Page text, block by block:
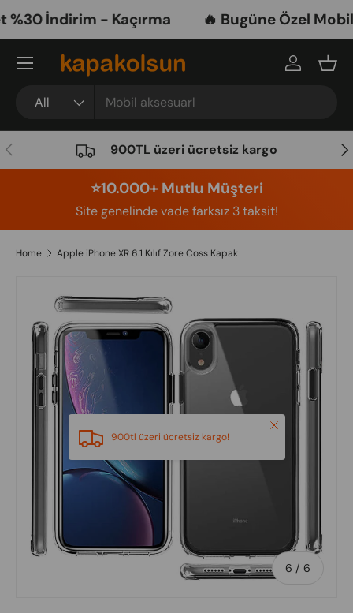
Skip to content
İndirim - Kaçırma 🔥 Bugüne Özel Mobil
All
Log in
Menu
Previous 900TL üzeri ücretsiz kargo
⭐️10.000+ Mutlu Müşteri
Site genelinde vade farksız 3 taksit!
Home Apple iPhone XR 6.1 Kılıf Zore Coss Kapak
Skip to product information
6 / of
6
900tl üzeri ücretsiz kargo!
Close